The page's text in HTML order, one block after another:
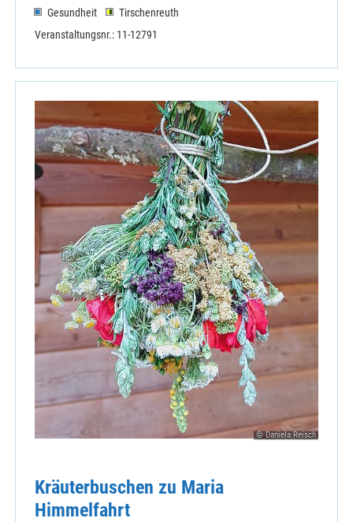
Gesundheit
Tirschenreuth
Veranstaltungsnr.: 11-12791
© Daniela Reisch
Kräuterbuschen zu Maria
Himmelfahrt